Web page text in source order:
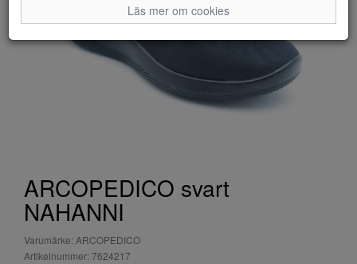
ARCOPEDICO svart
NAHANNI
Varumärke: ARCOPEDICO
Artikelnummer: 7624217
Läs mer om cookies